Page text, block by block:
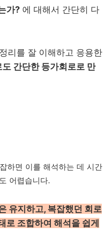
가? 에 대해서 간단히 다
리를 잘 이해하고 응용한
간단한 등가회로로 만
하면 이를 해석하는 데 시간
어렵습니다.
유지하고, 복잡했던 회로
로 조합하여 해석을 쉽게